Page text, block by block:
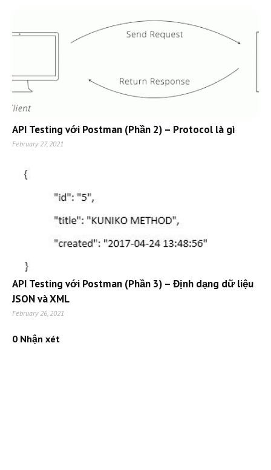
API Testing với Postman (Phần 2) – Protocol là gì
February 27, 2021
API Testing với Postman (Phần 3) – Định dạng dữ liệu
JSON và XML
February 26, 2021
0 Nhận xét